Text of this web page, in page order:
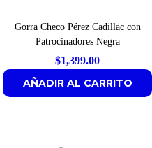
Gorra Checo Pérez Cadillac con
Patrocinadores Negra
$1,399.00
AÑADIR AL CARRITO